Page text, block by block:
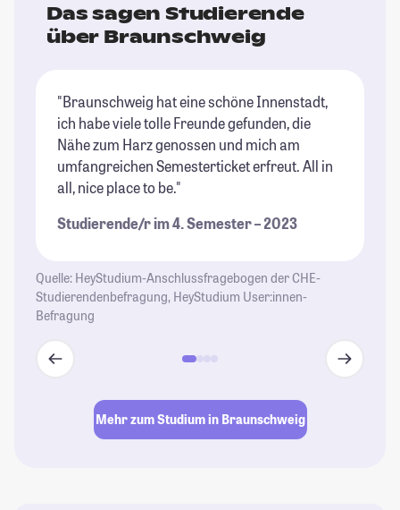
Das sagen Studierende
über Braunschweig
"Braunschweig hat eine schöne Innenstadt,
ich habe viele tolle Freunde gefunden, die
Nähe zum Harz genossen und mich am
umfangreichen Semesterticket erfreut. All in
all, nice place to be."
Studierende/r im 4. Semester – 2023
Quelle: HeyStudium-Anschlussfragebogen der CHE-
Studierendenbefragung, HeyStudium User:innen-
Befragung
Mehr zum Studium in Braunschweig